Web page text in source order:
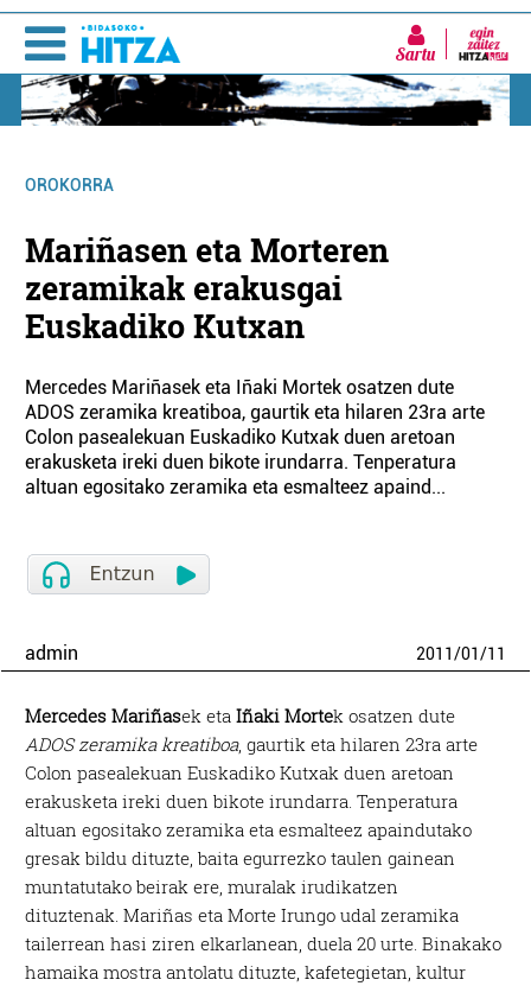
Sartu
OROKORRA
Mariñasen eta Morteren
zeramikak erakusgai
Euskadiko Kutxan
Mercedes Mariñasek eta Iñaki Mortek osatzen dute
ADOS zeramika kreatiboa, gaurtik eta hilaren 23ra arte
Colon pasealekuan Euskadiko Kutxak duen aretoan
erakusketa ireki duen bikote irundarra. Tenperatura
altuan egositako zeramika eta esmalteez apaind...
admin 2011/01/11
Mercedes Mariñasek etaIñaki Mortek osatzen dute
ADOS zeramika kreatiboa, gaurtik eta hilaren 23ra arte
Colon pasealekuan Euskadiko Kutxak duen aretoan
erakusketa ireki duen bikote irundarra.Tenperatura
altuan egositako zeramika eta esmalteez apaindutako
gresak bildu dituzte, baita egurrezko taulen gainean
muntatutako beirak ere, muralak irudikatzen
dituztenak. Mariñas eta Morte Irungo udal zeramika
tailerrean hasi ziren elkarlanean, duela 20 urte. Binakako
hamaika mostra antolatu dituzte, kafetegietan, kultur